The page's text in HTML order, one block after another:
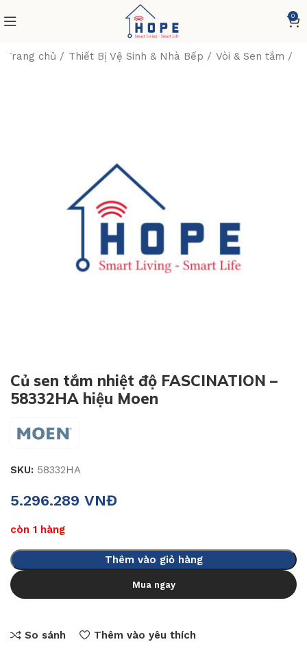
0
Trang chủ Thiết Bị Vệ Sinh & Nhà Bếp Vòi & Sen tắm
Củ sen tắm nhiệt độ FASCINATION –
58332HA hiệu Moen
SKU: 58332HA
5.296.289 VNĐ
còn 1 hàng
Thêm vào giỏ hàng
Mua ngay
So sánh Thêm vào yêu thích